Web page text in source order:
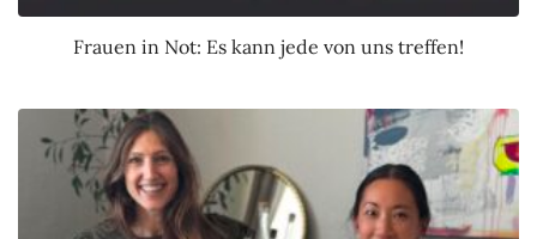
Frauen in Not: Es kann jede von uns treffen!